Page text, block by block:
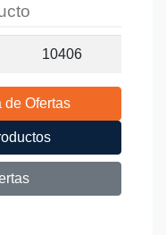
10406
de Ofertas